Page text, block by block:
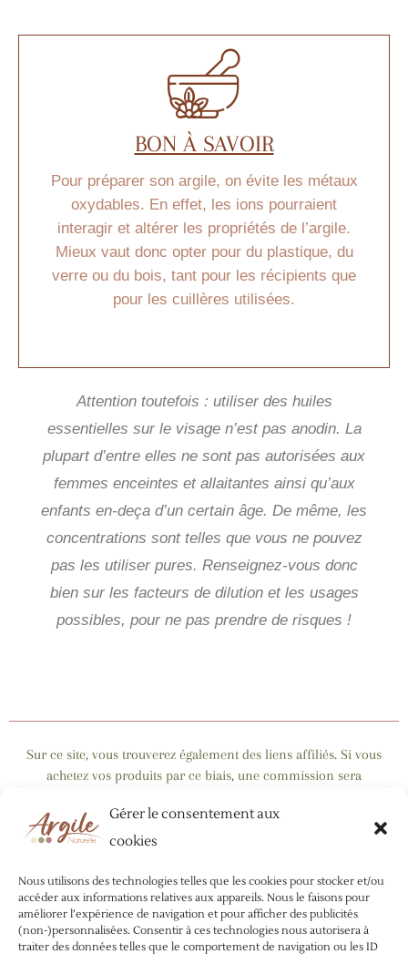
Gérer le consentement aux
cookies
Nous utilisons des technologies telles que les cookies pour stocker et/ou
accéder aux informations relatives aux appareils. Nous le faisons pour
améliorer l’expérience de navigation et pour afficher des publicités
(non-)personnalisées. Consentir à ces technologies nous autorisera à
traiter des données telles que le comportement de navigation ou les ID
BON À SAVOIR
Pour préparer son argile, on évite les métaux
oxydables. En effet, les ions pourraient
interagir et altérer les propriétés de l’argile.
Mieux vaut donc opter pour du plastique, du
verre ou du bois, tant pour les récipients que
pour les cuillères utilisées.
Attention toutefois : utiliser des huiles
essentielles sur le visage n’est pas anodin. La
plupart d’entre elles ne sont pas autorisées aux
femmes enceintes et allaitantes ainsi qu’aux
enfants en-deça d’un certain âge. De même, les
concentrations sont telles que vous ne pouvez
pas les utiliser pures. Renseignez-vous donc
bien sur les facteurs de dilution et les usages
possibles, pour ne pas prendre de risques !
Sur ce site, vous trouverez également des liens affiliés. Si vous
achetez vos produits par ce biais, une commission sera
Cela ne change rien au prix d’achat : vous aidez simplement mon
Par ailleurs, la plupart des contenus santé et bien-être
s’appuient sur des ressources dédiées à l’argile (sites web,
ouvrages de référence…), mais je ne suis pas médecin. La visée
de ces données est purement informative. Aucun de ces